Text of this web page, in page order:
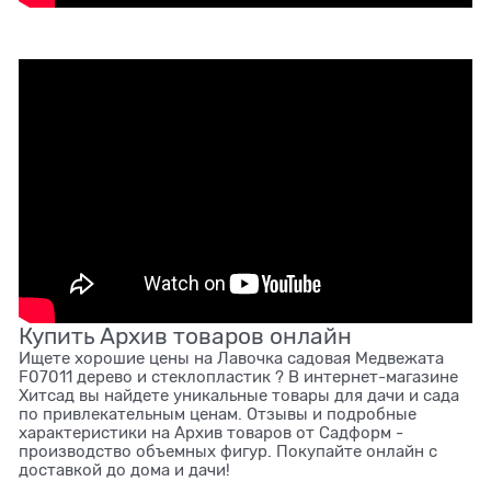
Купить Архив товаров онлайн
Ищете хорошие цены на Лавочка садовая Медвежата
F07011 дерево и стеклопластик ? В интернет-магазине
Хитсад вы найдете уникальные товары для дачи и сада
по привлекательным ценам. Отзывы и подробные
характеристики на Архив товаров от Садформ -
производство объемных фигур. Покупайте онлайн с
доставкой до дома и дачи!